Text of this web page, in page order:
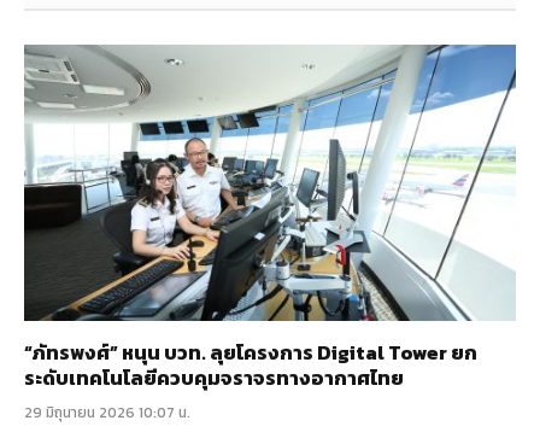
“ภัทรพงศ์” หนุน บวท. ลุยโครงการ Digital Tower ยก
ระดับเทคโนโลยีควบคุมจราจรทางอากาศไทย
29 มิถุนายน 2026 10:07 น.